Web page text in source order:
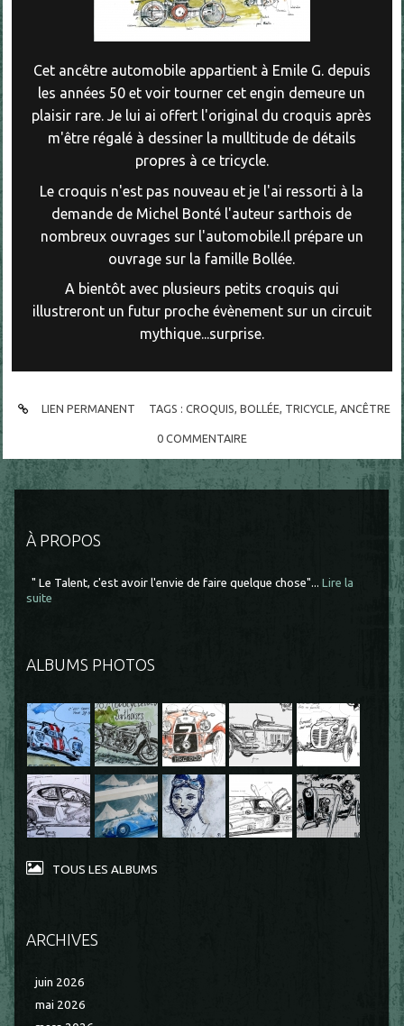
À PROPOS
" Le Talent, c'est avoir l'envie de faire quelque chose"... Lire la
suite
ALBUMS PHOTOS
TOUS LES ALBUMS
ARCHIVES
juin 2026
mai 2026
Cet ancêtre automobile appartient à Emile G. depuis
les années 50 et voir tourner cet engin demeure un
plaisir rare. Je lui ai offert l'original du croquis après
m'être régalé à dessiner la mulltitude de détails
propres à ce tricycle.
Le croquis n'est pas nouveau et je l'ai ressorti à la
demande de Michel Bonté l'auteur sarthois de
nombreux ouvrages sur l'automobile.Il prépare un
ouvrage sur la famille Bollée.
A bientôt avec plusieurs petits croquis qui
illustreront un futur proche évènement sur un circuit
mythique...surprise.
LIEN PERMANENT TAGS :CROQUIS,BOLLÉE, TRICYCLE,ANCÊTRE
0 COMMENTAIRE